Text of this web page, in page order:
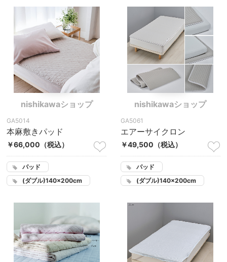
nishikawaショップ
GA5014
本麻敷きパッド
￥66,000 （税込）
パッド
(ダブル)140×200cm
nishikawaショップ
GA5061
エアーサイクロン
￥49,500 （税込）
パッド
(ダブル)140×200cm